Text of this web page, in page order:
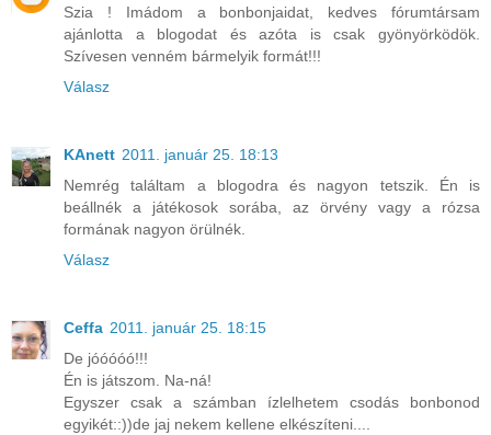
Szia ! Imádom a bonbonjaidat, kedves fórumtársam
ajánlotta a blogodat és azóta is csak gyönyörködök.
Szívesen venném bármelyik formát!!!
Válasz
KAnett 2011. január 25. 18:13
Nemrég találtam a blogodra és nagyon tetszik. Én is
beállnék a játékosok sorába, az örvény vagy a rózsa
formának nagyon örülnék.
Válasz
Ceffa 2011. január 25. 18:15
De jóóóóó!!!
Én is játszom. Na-ná!
Egyszer csak a számban ízlelhetem csodás bonbonod
egyikét::))de jaj nekem kellene elkészíteni....